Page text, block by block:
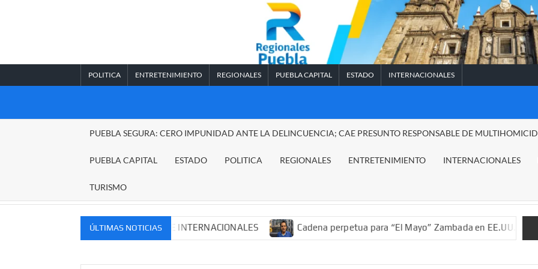
POLITICA ENTRETENIMIENTO REGIONALES PUEBLA CAPITAL ESTADO INTERNACIONALES
REGIONALES
PUEBLA SEGURA: CERO IMPUNIDAD ANTE LA DELINCUENCIA; CAE PRESUNTO RESPONSABLE DE
PUEBLA CAPITAL ESTADO POLITICA REGIONALES ENTRETENIMIENTO INTERNACIONALES
TURISMO
ÚLTIMAS NOTICIAS
MERCADOS NACIONALES E INTERNACIONALES Cadena perpetua para “El Mayo” Zambada en EE.UU.; ordenan